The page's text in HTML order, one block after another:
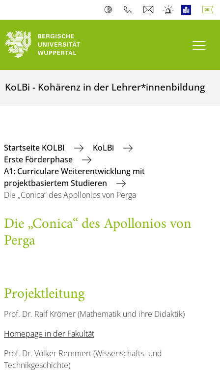
KoLBi - Kohärenz in der Lehrer*innenbildung
Startseite KOLBI
KoLBi
Erste Förderphase
A1: Curriculare Weiterentwicklung mit
projektbasiertem Studieren
Die „Conica“ des Apollonios von Perga
Die „Conica“ des Apollonios von
Perga
Projektleitung
Prof. Dr. Ralf Krömer (Mathematik und ihre Didaktik)
Homepage in der Fakultät
Prof. Dr. Volker Remmert (Wissenschafts- und
Technikgeschichte)